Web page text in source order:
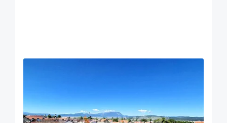
50
m²
1
dormitor
4
Etaj